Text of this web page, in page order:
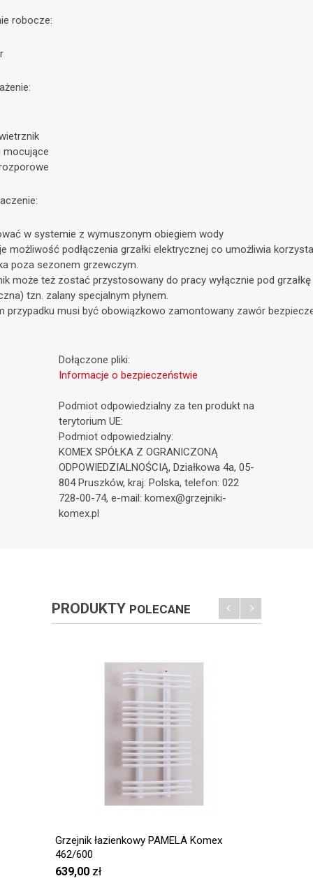
robocze:
mocujące
w systemie z wymuszonym obiegiem wody
możliwość podłączenia grzałki elektrycznej co umożliwia
poza sezonem grzewczym.
może też zostać przystosowany do pracy wyłącznie pod
tzn. zalany specjalnym płynem.
przypadku musi być obowiązkowo zamontowany zawór
Dołączone pliki:
Informacje o bezpieczeństwie
Podmiot odpowiedzialny za ten produkt na
terytorium UE:
Podmiot odpowiedzialny:
KOMEX SPÓŁKA Z OGRANICZONĄ
ODPOWIEDZIALNOŚCIĄ, Działkowa 4a, 05-
804 Pruszków, kraj: Polska, telefon: 022
728-00-74, e-mail: komex@grzejniki-
komex.pl
PRODUKTY POLECANE
Grzejnik łazienkowy PAMELA Komex
462/600
639,00 zł